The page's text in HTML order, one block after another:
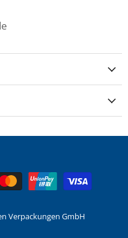
Verpackungen GmbH